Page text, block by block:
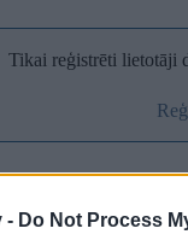
- Do Not Process
Tikai reģistrēti lietotāji
nav saistīts ar